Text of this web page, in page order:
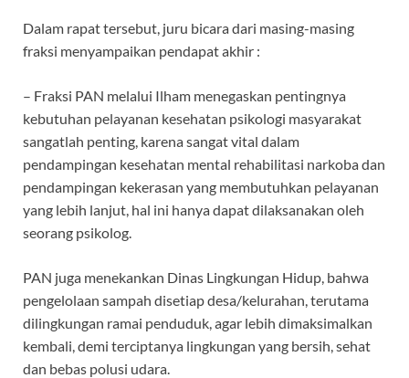
Dalam rapat tersebut, juru bicara dari masing-masing
fraksi menyampaikan pendapat akhir :
– Fraksi PAN melalui Ilham menegaskan pentingnya
kebutuhan pelayanan kesehatan psikologi masyarakat
sangatlah penting, karena sangat vital dalam
pendampingan kesehatan mental rehabilitasi narkoba dan
pendampingan kekerasan yang membutuhkan pelayanan
yang lebih lanjut, hal ini hanya dapat dilaksanakan oleh
seorang psikolog.
PAN juga menekankan Dinas Lingkungan Hidup, bahwa
pengelolaan sampah disetiap desa/kelurahan, terutama
dilingkungan ramai penduduk, agar lebih dimaksimalkan
kembali, demi terciptanya lingkungan yang bersih, sehat
dan bebas polusi udara.